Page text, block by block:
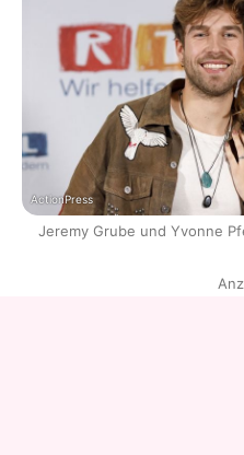
ActionPress
Jeremy Grube und Yvonne